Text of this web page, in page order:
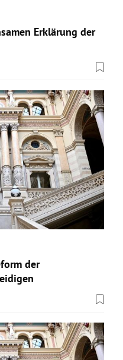
Erklärung der
der